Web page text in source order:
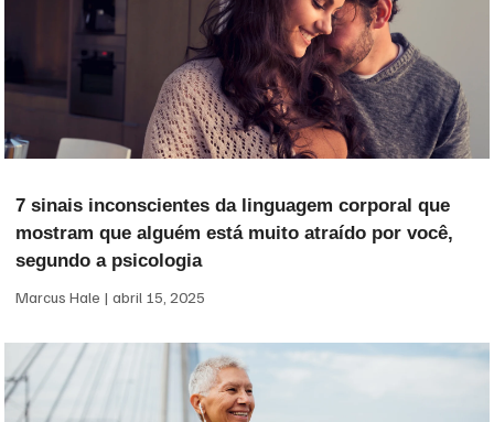
7 sinais inconscientes da linguagem corporal que
mostram que alguém está muito atraído por você,
segundo a psicologia
Marcus Hale abril 15, 2025